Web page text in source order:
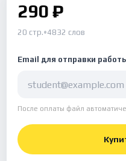
290 ₽
20 стр.•4832 слов
Email для отправки
После оплаты файл